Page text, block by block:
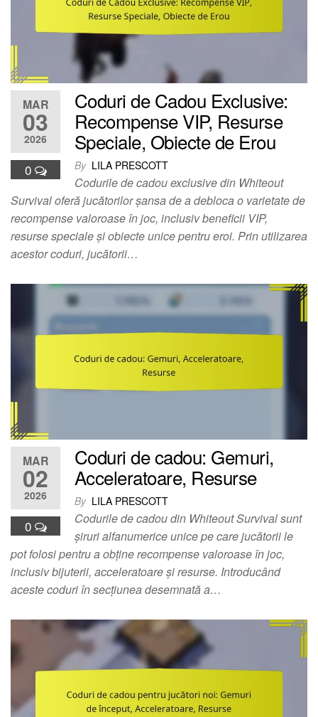
MAR
03
2026
0
Coduri de Cadou Exclusive:
Recompense VIP, Resurse
Speciale, Obiecte de Erou
By LILA PRESCOTT
Codurile de cadou exclusive din Whiteout
Survival oferă jucătorilor șansa de a debloca o varietate de
recompense valoroase în joc, inclusiv beneficii VIP,
resurse speciale și obiecte unice pentru eroi. Prin utilizarea
acestor coduri, jucătorii…
MAR
02
2026
0
Coduri de cadou: Gemuri,
Acceleratoare, Resurse
By LILA PRESCOTT
Codurile de cadou din Whiteout Survival sunt
șiruri alfanumerice unice pe care jucătorii le
pot folosi pentru a obține recompense valoroase în joc,
inclusiv bijuterii, acceleratoare și resurse. Introducând
aceste coduri în secțiunea desemnată a…